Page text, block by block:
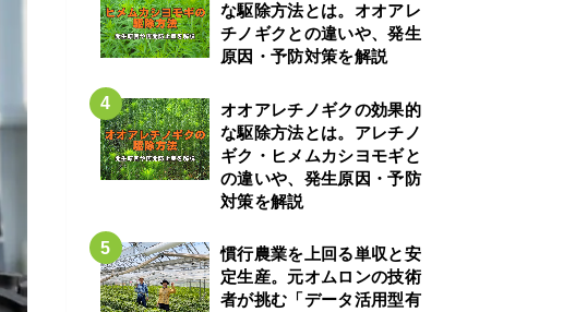
な駆除方法とは。オオアレ
チノギクとの違いや、発生
原因・予防対策を解説
オオアレチノギクの効果的
な駆除方法とは。アレチノ
ギク・ヒメムカシヨモギと
の違いや、発生原因・予防
対策を解説
慣行農業を上回る単収と安
定生産。元オムロンの技術
者が挑む「データ活用型有